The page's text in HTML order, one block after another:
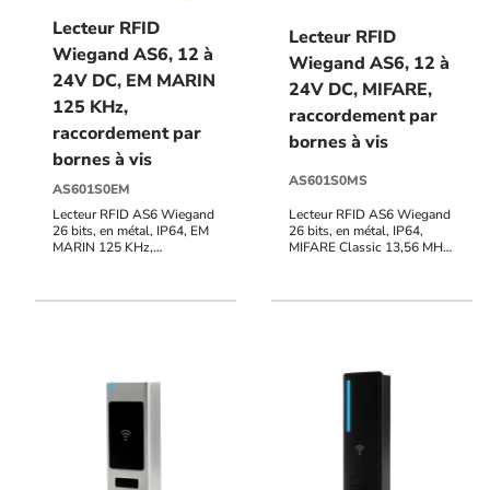
Lecteur RFID
Wiegand AS6, 12 à
24V DC, EM MARIN
125 KHz,
raccordement par
bornes à vis
AS601S0EM
Lecteur RFID AS6 Wiegand
26 bits, en métal, IP64, EM
MARIN 125 KHz,
d'état et buzzer pilotables
Lecteur RFID
Wiegand AS6, 12 à
24V DC, MIFARE,
raccordement par
bornes à vis
AS601S0MS
Lecteur RFID AS6 Wiegand
26 bits, en métal, IP64,
MIFARE Classic 13,56 MHz,
d'état et buzzer pilotables